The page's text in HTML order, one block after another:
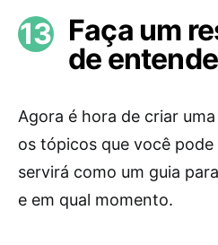
Faça um
de
Agora é hora de criar
os tópicos que você pode
servirá como um guia
e em qual momento.